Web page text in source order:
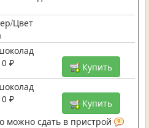
Цвет
₽
Купить
₽
Купить
можно сдать в пристрой